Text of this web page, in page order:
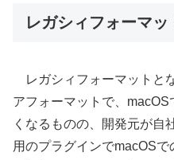
レガシィフォーマ
レガシィフォーマットと
アフォーマットで、
くなるものの、開発元が自
用のプラグインでmacOSで